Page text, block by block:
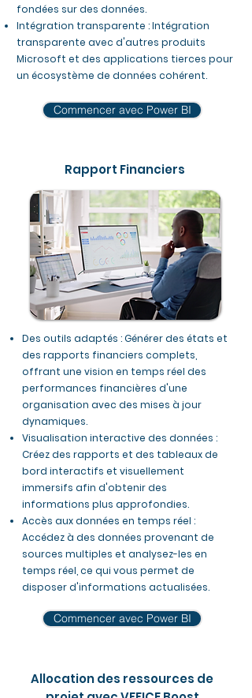
fondées sur des données.
Intégration transparente : Intégration
transparente avec d'autres produits
Microsoft et des applications tierces pour
un écosystème de données cohérent.
Commencer avec Power BI
Rapport Financiers
Des outils adaptés : Générer des états et
des rapports financiers complets,
offrant une vision en temps réel des
performances financières d'une
organisation avec des mises à jour
dynamiques.
Visualisation interactive des données :
Créez des rapports et des tableaux de
bord interactifs et visuellement
immersifs afin d'obtenir des
informations plus approfondies.
Accès aux données en temps réel :
Accédez à des données provenant de
sources multiples et analysez-les en
temps réel, ce qui vous permet de
disposer d'informations actualisées.
Commencer avec Power BI
Allocation des ressources de